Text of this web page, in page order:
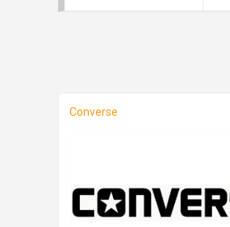
Converse